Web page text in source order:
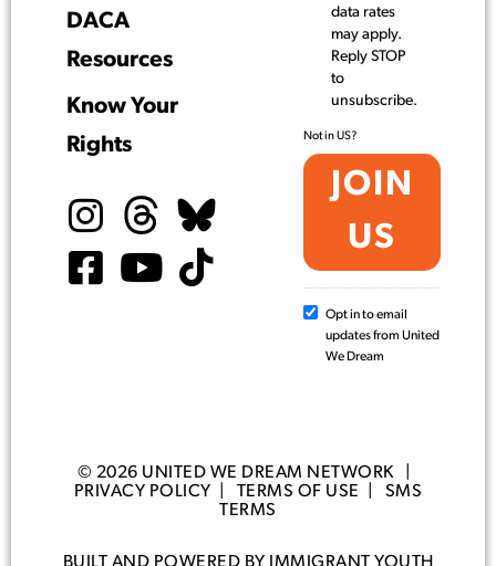
DACA
Resources
Know Your
Rights
data rates
may apply.
Reply STOP
to
unsubscribe.
Not inUS?
Opt in to email
updates from United
We Dream
© 2026 UNITED WE DREAM NETWORK |
PRIVACY POLICY
TERMS OF USE
SMS
TERMS